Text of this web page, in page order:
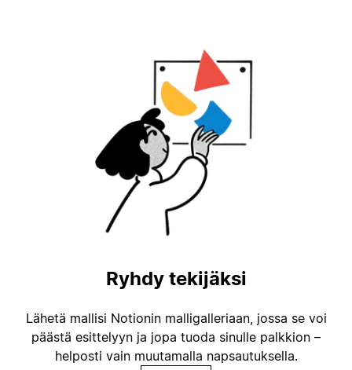
Ryhdy tekijäksi
Lähetä mallisi Notionin malligalleriaan, jossa se voi
päästä esittelyyn ja jopa tuoda sinulle palkkion –
helposti vain muutamalla napsautuksella.